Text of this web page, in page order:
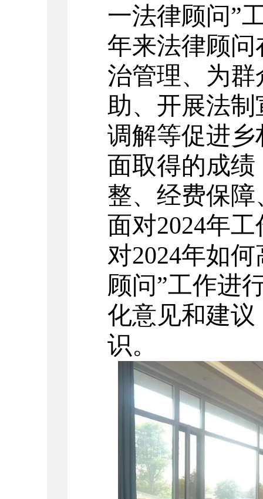
一法律顾问”
年来法律顾
治管理、为
助、开展法
调解等促进
面取得的成
整、经费保
面对2024年工
对2024年如何
顾问”工作进
化意见和建
识。